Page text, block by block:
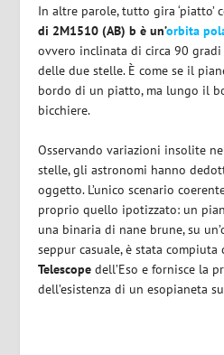
In altre parole, tutto gira ‘piatto’
di 2M1510 (AB) b è un’orbita
ovvero inclinata di circa 90
delle due stelle. È come se il
bordo di un piatto, ma lungo il
bicchiere.
Osservando variazioni insolite
stelle, gli astronomi hanno
oggetto. L’unico scenario
proprio quello ipotizzato: un
una binaria di nane brune, su
seppur casuale, è stata
Telescope dell’Eso e fornisce la
dell’esistenza di un esopianeta